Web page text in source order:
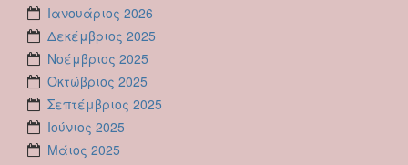
Ιανουάριος 2026
Δεκέμβριος 2025
Νοέμβριος 2025
Οκτώβριος 2025
Σεπτέμβριος 2025
Ιούνιος 2025
Μάιος 2025